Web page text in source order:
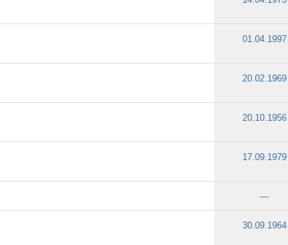
01.04.1997
20.02.1969
20.10.1956
17.09.1979
—
30.09.1964